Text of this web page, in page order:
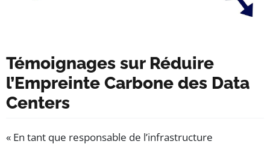
Témoignages sur Réduire
l’Empreinte Carbone des Data
Centers
« En tant que responsable de l’infrastructure